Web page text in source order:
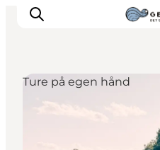
Ture på egen hånd